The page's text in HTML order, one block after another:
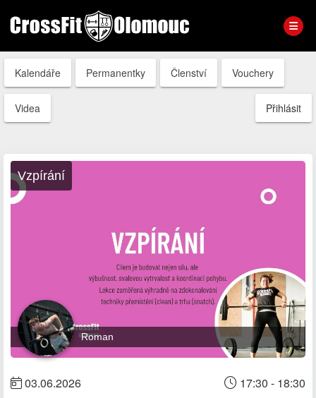
Kalendáře Permanentky Členství Vouchery
Videa Přihlásit
Vzpírání
Roman
03.06.2026 17:30 - 18:30